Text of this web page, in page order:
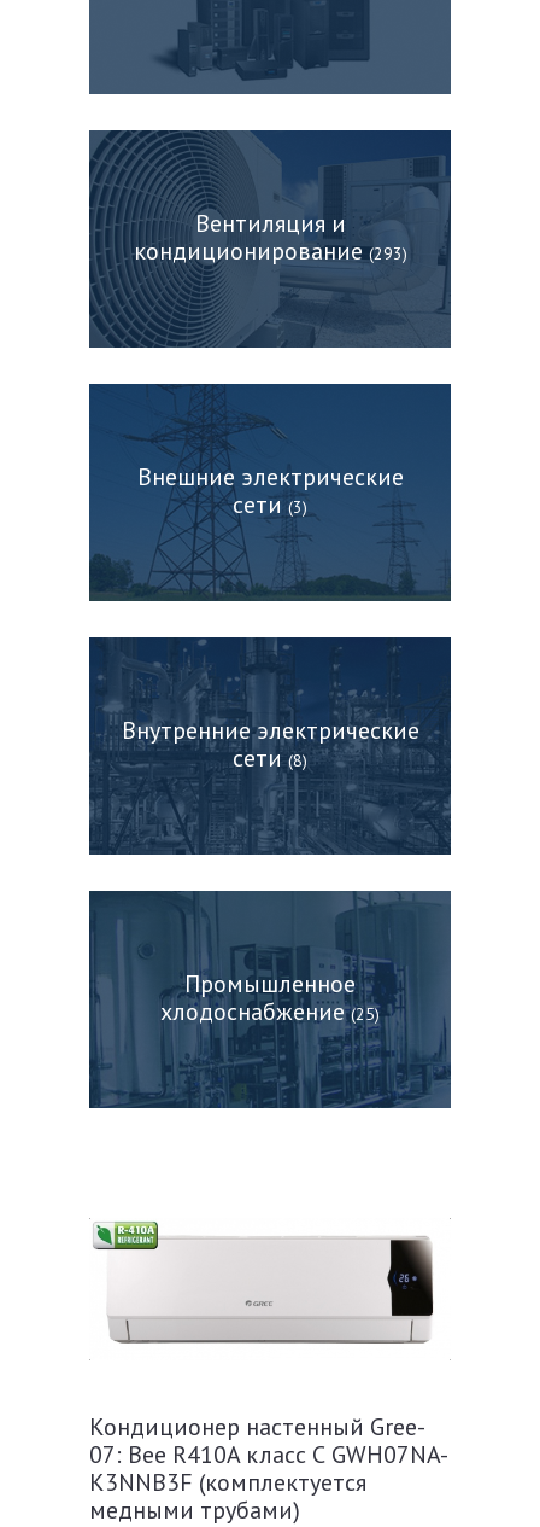
Вентиляция и
кондиционирование(293)
Внешние электрические
сети (3)
Внутренние электрические
сети(8)
Промышленное
хлодоснабжение(25)
Кондиционер настенный Gree-
07: Bee R410A класс С GWH07NA-
K3NNB3F (комплектуется
медными трубами)